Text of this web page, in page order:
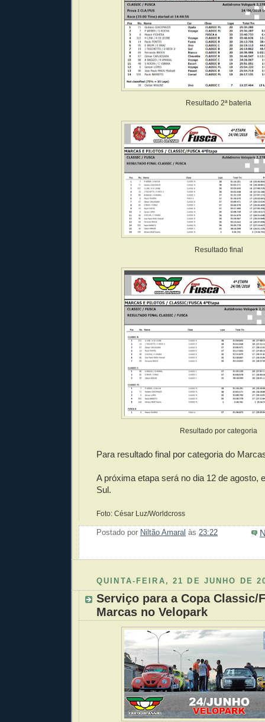
Resultado 2ª bateria
Resultado final
Resultado por categoria
Para resultado final por categoria do
A próxima etapa será no dia 12 de agosto,
Sul.
Foto: César Luz/Worldcross
Postado por Niltão Amaral às 23:22
QUINTA-FEIRA, 21 DE JUNHO DE
Serviço para a Copa Classic/
Marcas no Velopark